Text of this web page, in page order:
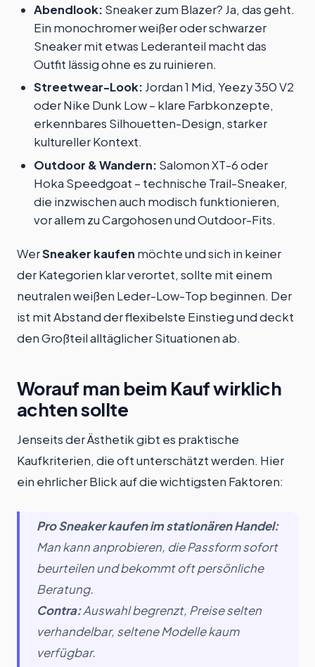
Abendlook: Sneaker zum Blazer? Ja, das geht.
Ein monochromer weißer oder schwarzer
Sneaker mit etwas Lederanteil macht das
Outfit lässig ohne es zu ruinieren.
Streetwear-Look: Jordan 1 Mid, Yeezy 350 V2
oder Nike Dunk Low – klare Farbkonzepte,
erkennbares Silhouetten-Design, starker
kultureller Kontext.
Outdoor & Wandern: Salomon XT-6 oder
Hoka Speedgoat – technische Trail-Sneaker,
die inzwischen auch modisch funktionieren,
vor allem zu Cargohosen und Outdoor-Fits.
WerSneaker kaufen möchte und sich in keiner
der Kategorien klar verortet, sollte mit einem
neutralen weißen Leder-Low-Top beginnen. Der
ist mit Abstand der flexibelste Einstieg und deckt
den Großteil alltäglicher Situationen ab.
Worauf man beim Kauf wirklich
achten sollte
Jenseits der Ästhetik gibt es praktische
Kaufkriterien, die oft unterschätzt werden. Hier
ein ehrlicher Blick auf die wichtigsten Faktoren:
Pro Sneaker kaufen im stationären Handel:
Man kann anprobieren, die Passform sofort
beurteilen und bekommt oft persönliche
Beratung.
Contra:Auswahl begrenzt, Preise selten
verhandelbar, seltene Modelle kaum
verfügbar.